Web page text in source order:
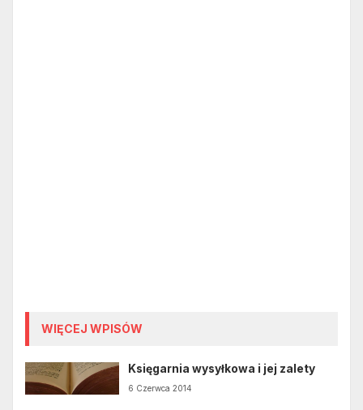
WIĘCEJ WPISÓW
Księgarnia wysyłkowa i jej zalety
6 Czerwca 2014